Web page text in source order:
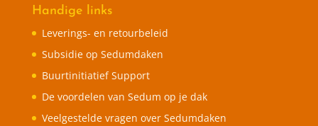
Handige links
Leverings- en retourbeleid
Subsidie op Sedumdaken
Buurtinitiatief Support
De voordelen van Sedum op je dak
Veelgestelde vragen over Sedumdaken